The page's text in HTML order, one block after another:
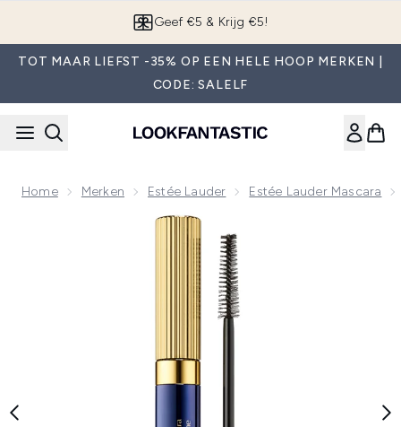
App downloaden
TOT MAAR LIEFST -35% OP EEN HELE HOOP MERKEN |
CODE: SALELF
Home Merken Estée Lauder Estée Lauder Mascara
Now showing image 1 Estée Lauder Double Wear Zero-